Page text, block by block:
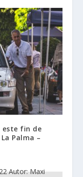
este fin de
Palma –